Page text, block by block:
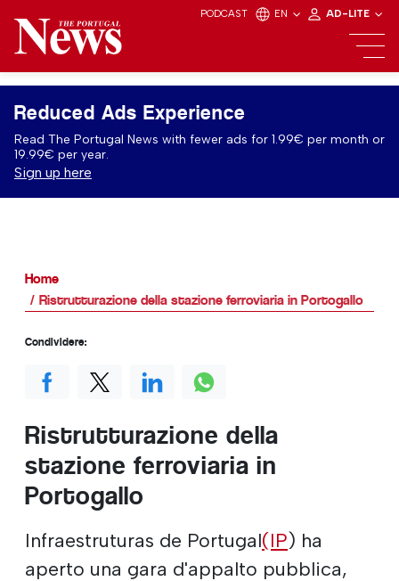
PODCAST EN AD-LITE
Reduced Ads Experience
Read The Portugal News with fewer ads for 1.99€ per month or
19.99€ per year.
Sign up here
Home
Ristrutturazione della stazione ferroviaria in Portogallo
Ristrutturazione della
stazione ferroviaria in
Portogallo
Infraestruturas de Portugal(IP) ha
aperto una gara d'appalto pubblica,
Condividere: